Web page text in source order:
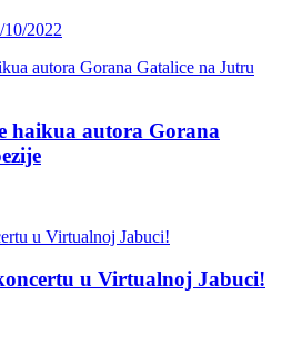
10/2022
haikua autora Gorana
u Virtualnoj Jabuci!